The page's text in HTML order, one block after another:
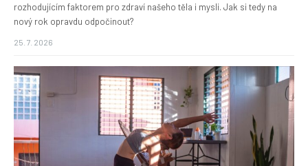
rozhodujícím faktorem pro zdraví našeho těla i mysli. Jak si tedy na
nový rok opravdu odpočinout?
25. 7. 2026